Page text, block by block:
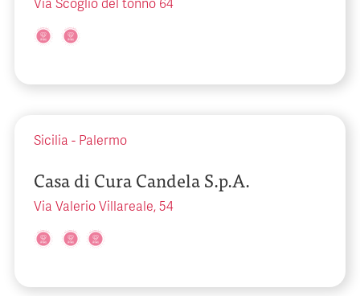
Via Scoglio del tonno 64
Sicilia - Palermo
Casa di Cura Candela S.p.A.
Via Valerio Villareale, 54